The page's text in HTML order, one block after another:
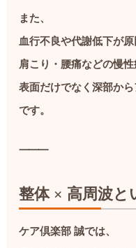
また、
血行不良や代謝低下が
肩こり・腰痛などの慢性
表面だけでなく深部か
です。
⸻
整体 × 高周波と
ケア倶楽部 誠では、